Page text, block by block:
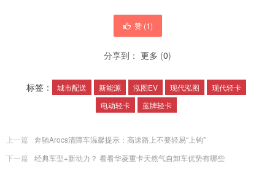
赞 (1)
分享到： 更多 (0)
标签： 城市配送 新能源 泓图EV 现代泓图
现代轻卡
电动轻卡
蓝牌轻卡
上一篇
奔驰Arocs清障车温馨提示：高速路上不要轻易“上钩”
下一篇
经典车型+新动力？ 看看华菱重卡天然气自卸车优势有哪些